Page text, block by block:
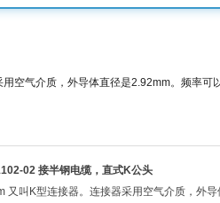
空气介质，外导体直径是2.92mm。频率
02 接半钢电缆，直式K公头
又叫K型连接器。连接器采用空气介质，外